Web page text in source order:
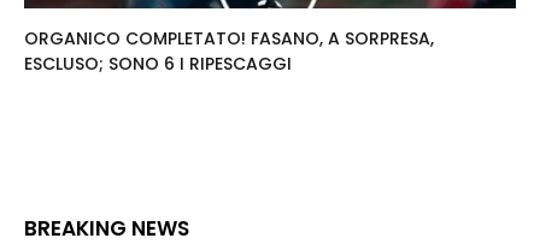
ORGANICO COMPLETATO! FASANO, A SORPRESA,
ESCLUSO; SONO 6 I RIPESCAGGI
BREAKING NEWS